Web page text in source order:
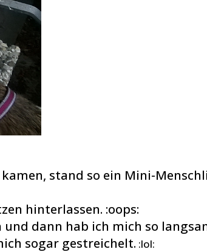
stand so ein Mini-
hinterlassen. :oops:
dann hab ich mich so
sogar gestreichelt. :lol: